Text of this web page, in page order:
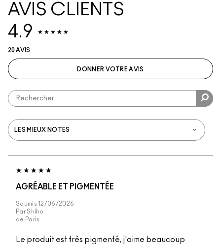
AVIS CLIENTS
4.9
20 AVIS
DONNER VOTRE AVIS
AGRÉABLE ET PIGMENTÉE
Soumis12/06/2026
Par Shiho
de Paris
Le produit est très pigmenté, j'aime beaucoup